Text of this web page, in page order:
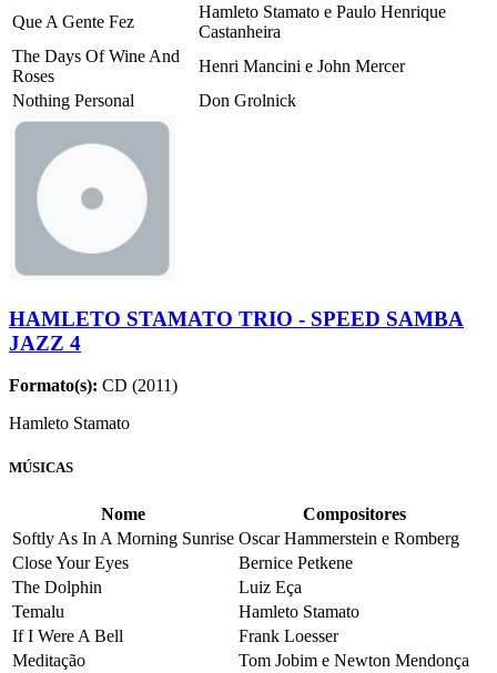
Que A Gente Fez
Hamleto Stamato e Paulo Henrique
Castanheira
The Days Of Wine And
Roses
Henri Mancini e John Mercer
Nothing Personal
Don Grolnick
HAMLETO STAMATO TRIO - SPEED SAMBA
JAZZ 4
Formato(s): CD (2011)
Hamleto Stamato
MÚSICAS
Nome
Compositores
Softly As In A Morning Sunrise Oscar Hammerstein e Romberg
Close Your Eyes
Bernice Petkene
The Dolphin
Luiz Eça
Temalu
Hamleto Stamato
If I Were A Bell
Frank Loesser
Meditação
Tom Jobim e Newton Mendonça